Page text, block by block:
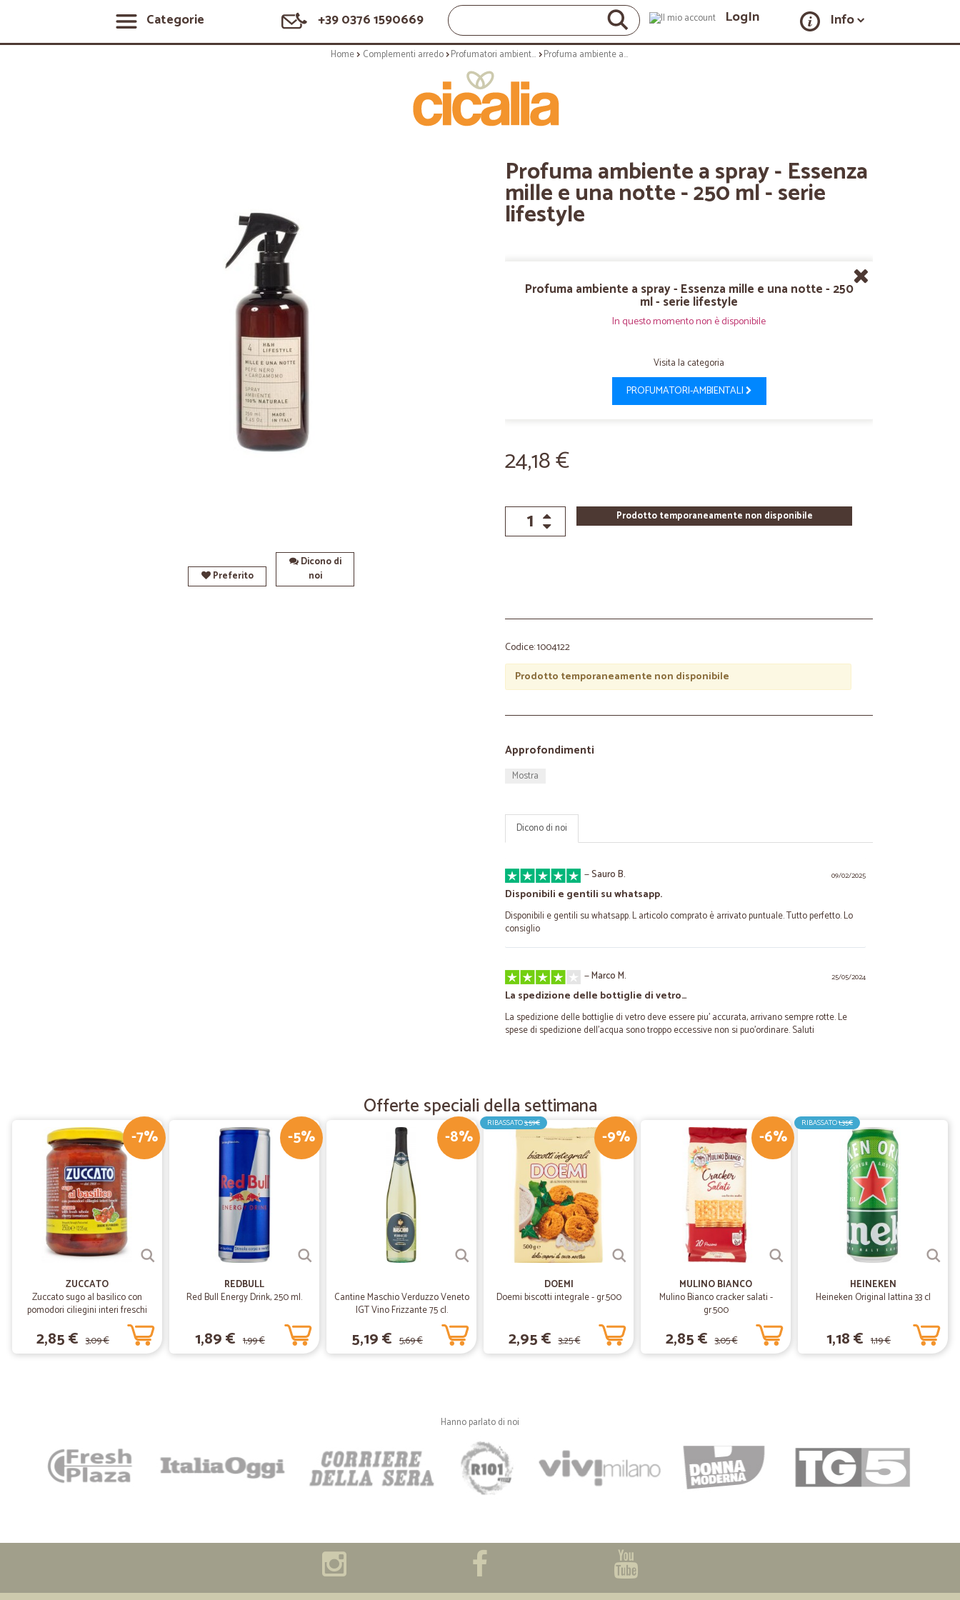
Categorie +39 0376 1590669 LogIn Info
Home Complementi arredo Profumatori ambientali Profuma ambiente a spray - Essenza mille e una notte - 250 ml - serie lifestyle
Preferito
Dicono di
noi
Profuma ambiente a spray - Essenza
mille e una notte - 250 ml - serie
lifestyle
Profuma ambiente a spray - Essenza mille e una notte - 250
ml - serie lifestyle
In questo momento non è disponibile
Visita la categoria
PROFUMATORI-AMBIENTALI
24,18 €
Prodotto temporaneamente non disponibile
Codice: 1004122
Prodotto temporaneamente non disponibile
Approfondimenti
Mostra
Dicono di noi
09/02/2025
—Sauro B.
Disponibili e gentili su whatsapp.
Disponibili e gentili su whatsapp. L articolo comprato è arrivato puntuale. Tutto perfetto. Lo
consiglio
25/05/2024
—Marco M.
La spedizione delle bottiglie di vetro…
La spedizione delle bottiglie di vetro deve essere piu' accurata, arrivano sempre rotte. Le
spese di spedizione dell'acqua sono troppo eccessive non si puo'ordinare. Saluti
Prodotto conforme e rapida consegna.
Prodotto conforme e rapida consegna.
16/07/2023
—
Soddisfatta!
Sempre più che soddisfatta dal servizio e dalla qualità. Tempi di spedizione e consegna
molto rapidi.
—Trustpilot
Ordinato un pacco di sole bibite…
Ordinato un pacco di sole bibite Monster 20 lattine.super veloci 2 giorni. Pacco perfetto e
anche 2 omaggi Grazie .prezzi convenienti consiglio a presto
servizio è molto efficiente soprattutto nella spedizione. Tempi di consegna rispettati
02/02/2022
—Giuseppe P.
In generale sono soddisfatto di questo…
queste tre buste era di 5 giorni (ricevute il 28/01/2022 , con scadenza 02/02/2022) : a mio
parere ,per un acquisto online di tre buste , in questo periodo particolare, la scadenza
dovrebbe essere almeno di una ventina di giorni dalla fornitura. Come consumatore
Offerte speciali della settimana
-7%
ZUCCATO
Zuccato sugo al basilico con
pomodori ciliegini interi freschi
2,85 € 3,09 €
-5%
REDBULL
Red Bull Energy Drink, 250 ml.
1,89 € 1,99 €
-8%
Cantine Maschio Verduzzo Veneto
IGT Vino Frizzante 75 cl.
5,19 € 5,69 €
-9%
RIBASSATO3,59€
DOEMI
Doemi biscotti integrale - gr.500
2,95 € 3,25 €
-6%
MULINO BIANCO
Mulino Bianco cracker salati -
gr.500
2,85 € 3,05 €
RIBASSATO1,35€
HEINEKEN
Heineken Original lattina 33 cl
1,18 € 1,19 €
Hanno parlato di noi